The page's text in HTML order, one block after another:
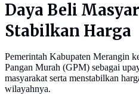
Daya Beli
Stabilkan Harga
Pemerintah Kabupaten Merangin
Pangan Murah (GPM) sebagai
masyarakat serta menstabilkan
wilayahnya.